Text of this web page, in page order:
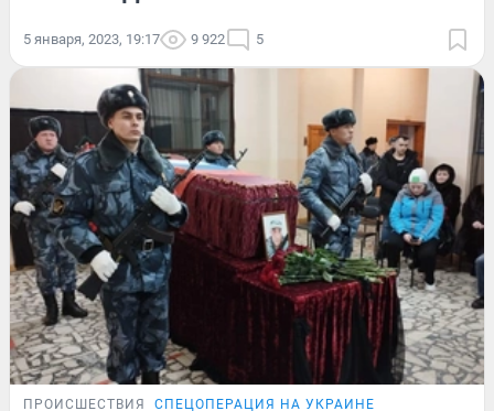
5 января, 2023, 19:17 9 922 5
ПРОИСШЕСТВИЯ СПЕЦОПЕРАЦИЯ НА УКРАИНЕ